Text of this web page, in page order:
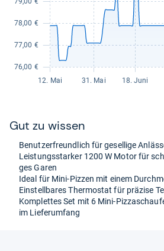
Gut zu wis­sen
Benut­zer­freund­lich für gesel­lige
Leis­tungs­star­ker 1200 W Motor für
ges Garen
Ideal für Mini-​Piz­zen mit einem
Ein­stell­ba­res Ther­mo­stat für prä­zise
Kom­plet­tes Set mit 6 Mini-​
im Lie­fe­r­um­fang